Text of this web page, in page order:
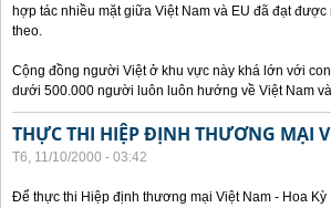
hợp tác nhiều mặt giữa Việt Nam và EU đã đạt
theo.
Cộng đồng người Việt ở khu vực này khá lớn với
dưới 500.000 người luôn luôn hướng về Việt Nam
THỰC THI HIỆP ĐỊNH THƯƠNG MẠI
T6, 11/10/2000 - 03:42
Để thực thi Hiệp định thương mại Việt Nam - Hoa Kỳ